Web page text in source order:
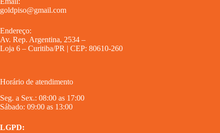
goldpiso@gmail.com
Endereço:
Av. Rep. Argentina, 2534 –
Loja 6 – Curitiba/PR | CEP: 80610-260
Horário de atendimento
Seg. a Sex.: 08:00 as 17:00
Sábado: 09:00 as 13:00
LGPD: